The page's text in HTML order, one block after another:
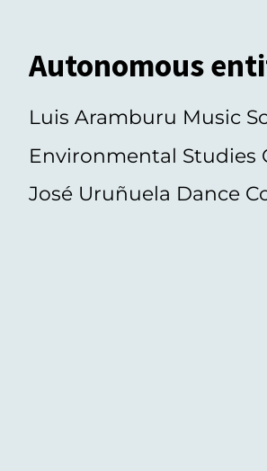
Autonomous
Luis Aramburu Music
Environmental Studies
José Uruñuela Dance